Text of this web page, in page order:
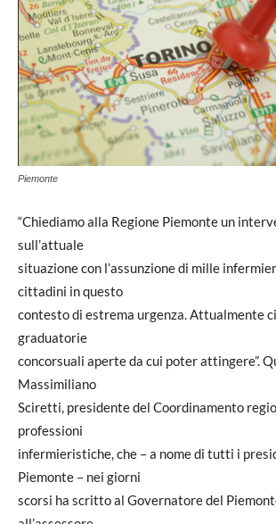
Piemonte
“Chiediamo alla Regione Piemonte un
sull’attuale
situazione con l’assunzione di mille
cittadini in questo
contesto di estrema urgenza. Attualmente
graduatorie
concorsuali aperte da cui poter attingere”.
Massimiliano
Sciretti, presidente del Coordinamento
professioni
infermieristiche, che – a nome di tutti i
Piemonte – nei giorni
scorsi ha scritto al Governatore del